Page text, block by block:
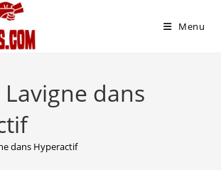
Menu
dans
dans Hyperactif